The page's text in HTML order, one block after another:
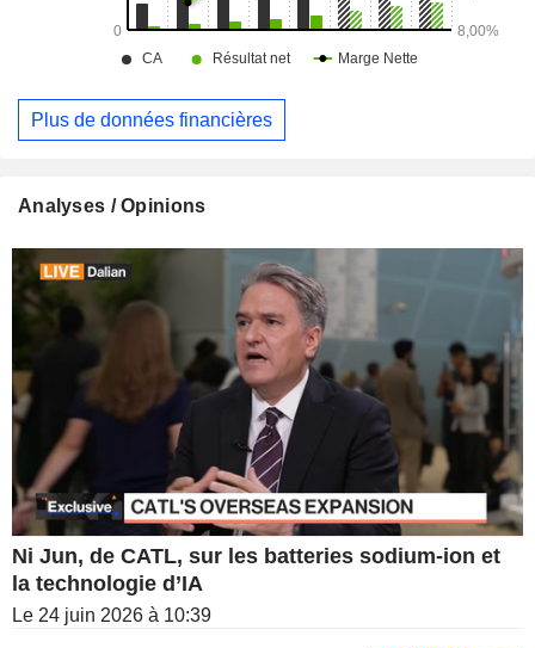
Plus de données financières
Analyses / Opinions
Ni Jun, de CATL, sur les batteries sodium-ion et
la technologie d’IA
Le 24 juin 2026 à 10:39